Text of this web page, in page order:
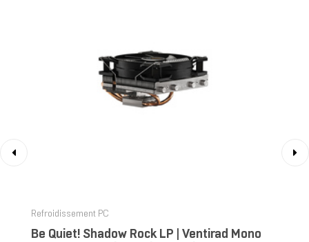
Refroidissement PC
Be Quiet! Shadow Rock LP | Ventirad Mono